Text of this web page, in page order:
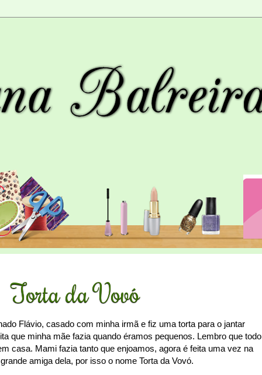
Torta da Vovó
Flávio, casado com minha irmã e fiz uma torta para o jantar
que minha mãe fazia quando éramos pequenos. Lembro que todo
casa. Mami fazia tanto que enjoamos, agora é feita uma vez na
amiga dela, por isso o nome Torta da Vovó.